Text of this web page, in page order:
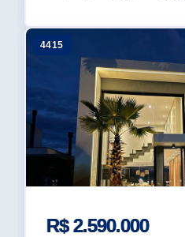
4415
R$ 2.590.000